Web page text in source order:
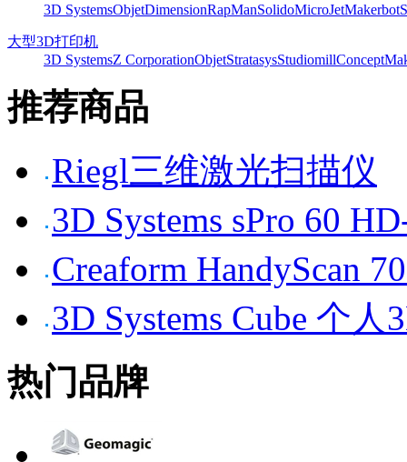
3D SystemsObjetDimensionRapManSolidoMicroJetMakerbot
大型3D打印机
3D SystemsZ CorporationObjetStratasysStudiomillConcept
推荐商品
Riegl三维激光扫描仪
3D Systems sPro 60
Creaform HandyScan
3D Systems Cube 个人
热门品牌